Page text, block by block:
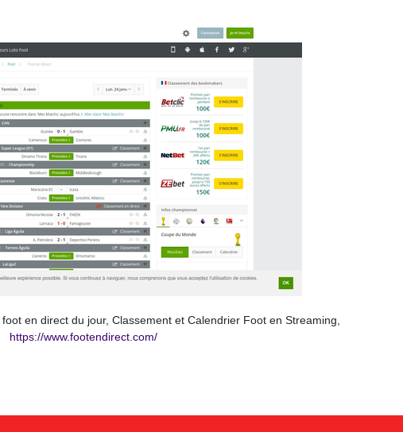
en direct du jour, Classement et Calendrier Foot en Streaming,
https://www.footendirect.com/